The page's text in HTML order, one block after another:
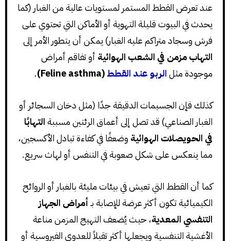
عند تعرض القطط المستمر لمستويات عالية من الغبار (كما
يحدث في البيوت قليلة التهوية أو الأماكن التي تحتوي على
فرش وسجاد متراكم عليه الغبار) يمكن أن يتطور الأمر إلى
التهاب مزمن في الشعب الهوائية أو تفاقم أمراض
موجودة مثلالربو عند القطط(Feline asthma)
.
كذلك فإن الجسيمات الدقيقة جدًا (مثل دخان السجائر أو
الغبار الصناعي) قد تصل إلى أعماق الرئتين مسببةالتهابًا
في الحويصلات الهوائية وضعفًا في كفاءة تبادل الأكسجين،
مما ينعكس على شكل صعوبة في التنفس أو لهاث سريع.
كما أن القطط التي تعيش في بيئات مليئة بالغبار أو الروائح
الكيميائية تكون أكثر عرضة للإصابة بـأمراض الجهاز
التنفسي المعدية، حيث يُضعف التهيج المزمن مناعة
الأغشية التنفسية ويجعلها أكثر تقبلاً للعدوى الفيروسية أو